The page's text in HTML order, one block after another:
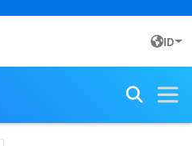
ID